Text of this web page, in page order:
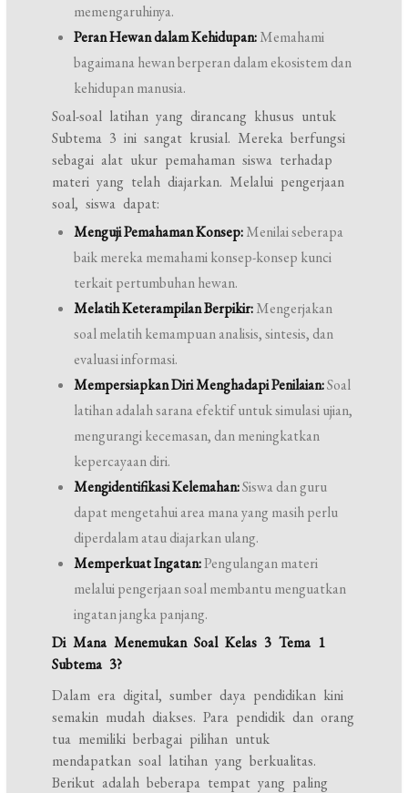
memengaruhinya.
Peran Hewan dalam Kehidupan:Memahami
bagaimana hewan berperan dalam ekosistem dan
kehidupan manusia.
Soal-soal latihan yang dirancang khusus untuk
Subtema 3 ini sangat krusial. Mereka berfungsi
sebagai alat ukur pemahaman siswa terhadap
materi yang telah diajarkan. Melalui pengerjaan
soal, siswa dapat:
Menguji Pemahaman Konsep:Menilai seberapa
baik mereka memahami konsep-konsep kunci
terkait pertumbuhan hewan.
Melatih Keterampilan Berpikir:Mengerjakan
soal melatih kemampuan analisis, sintesis, dan
evaluasi informasi.
Mempersiapkan Diri Menghadapi Penilaian:Soal
latihan adalah sarana efektif untuk simulasi ujian,
mengurangi kecemasan, dan meningkatkan
kepercayaan diri.
Mengidentifikasi Kelemahan:Siswa dan guru
dapat mengetahui area mana yang masih perlu
diperdalam atau diajarkan ulang.
Memperkuat Ingatan:Pengulangan materi
melalui pengerjaan soal membantu menguatkan
ingatan jangka panjang.
Di Mana Menemukan Soal Kelas 3 Tema 1
Subtema 3?
Dalam era digital, sumber daya pendidikan kini
semakin mudah diakses. Para pendidik dan orang
tua memiliki berbagai pilihan untuk
mendapatkan soal latihan yang berkualitas.
Berikut adalah beberapa tempat yang paling